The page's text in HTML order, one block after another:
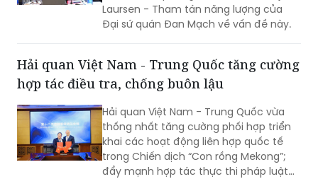
Laursen - Tham tán năng lượng của
Đại sứ quán Đan Mạch về vấn đề này.
Hải quan Việt Nam - Trung Quốc tăng cường
hợp tác điều tra, chống buôn lậu
Hải quan Việt Nam - Trung Quốc vừa
thống nhất tăng cường phối hợp triển
khai các hoạt động liên hợp quốc tế
trong Chiến dịch “Con rồng Mekong”;
đẩy mạnh hợp tác thực thi pháp luật